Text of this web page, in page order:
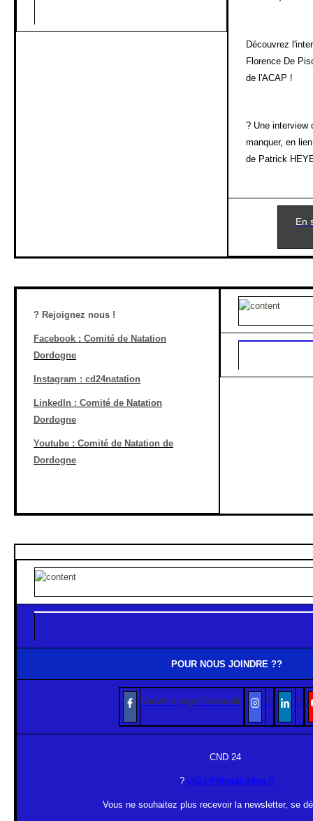
Découvrez
Florence De
de l'ACAP !
? Une interview
manquer, en
de Patrick
En
? Rejoignez nous !
Facebook : Comité de Natation
Dordogne
Instagram : cd24natation
LinkedIn : Comité de Natation
Dordogne
Youtube : Comité de Natation de
Dordogne
POUR NOUS JOINDRE ??
Nouvelle page Facebook ? ?
CND 24
? cd24@ffnatationlna.fr
Vous ne souhaitez plus recevoir la newsletter, se